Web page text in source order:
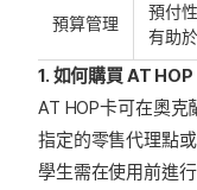
預算管理
預付性
有助
1. 如何購買 AT HOP
AT HOP卡可在奧克
指定的零售代理點
學生需在使用前進行